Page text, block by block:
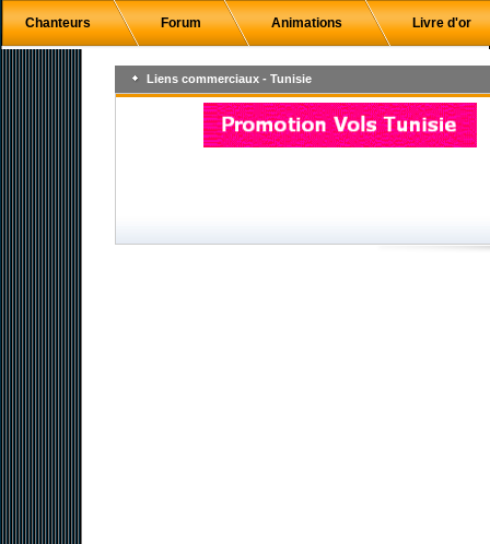
Chanteurs Forum Animations Livre d'or
Liens commerciaux - Tunisie